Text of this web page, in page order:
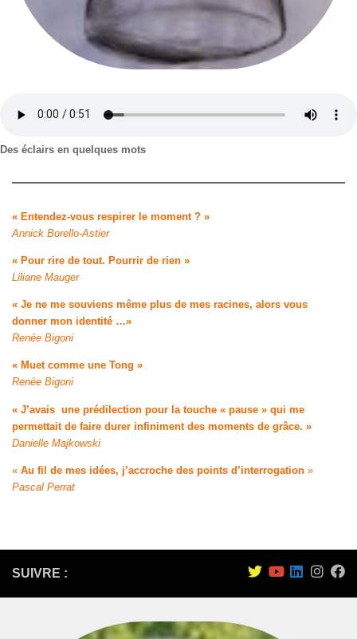
Des éclairs en quelques mots
« Entendez-vous respirer le moment ? »
Annick Borello-Astier
« Pour rire de tout. Pourrir de rien »
Liliane Mauger
« Je ne me souviens même plus de mes racines, alors vous
donner mon identité …»
Renée Bigoni
« Muet comme une Tong »
Renée Bigoni
« J’avais une prédilection pour la touche « pause » qui me
permettait de faire durer infiniment des moments de grâce. »
Danielle Majkowski
« Au fil de mes idées, j’accroche des points d’interrogation »
Pascal Perrat
SUIVRE :